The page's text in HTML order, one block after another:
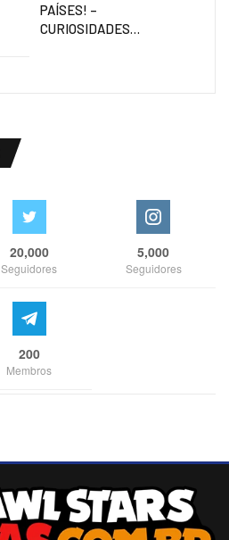
PAÍSES! –
CURIOSIDADES…
20,000
Seguidores
5,000
Seguidores
200
Membros